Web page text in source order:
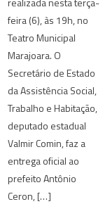
feira (6), às 19h, no
Teatro Municipal
Marajoara. O
Secretário de Estado
da Assistência Social,
Trabalho e Habitação,
deputado estadual
Valmir Comin, faz a
entrega oficial ao
prefeito Antônio
Ceron, […]